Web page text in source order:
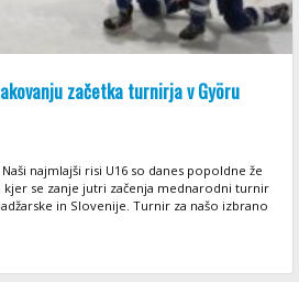
začetka turnirja v Györu
najmlajši risi U16 so danes popoldne že
se zanje jutri začenja mednarodni turnir
in Slovenije. Turnir za našo izbrano